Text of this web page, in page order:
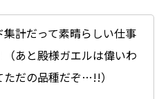
集計だって素晴らしい仕事
（あと殿様ガエルは偉いわ
ただの品種だぞ…!!）